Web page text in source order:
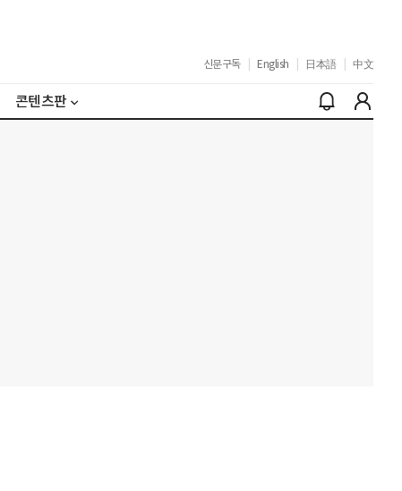
신문구독 English 日本語 中文
콘텐츠판